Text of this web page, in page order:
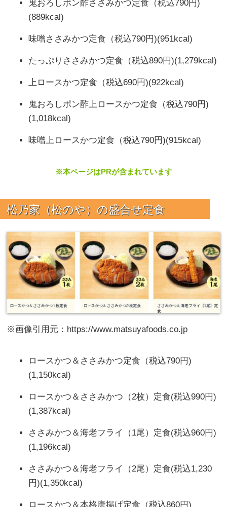
鬼おろしポン酢ささみかつ定食（税込790円)
(889kcal)
味噌ささみかつ定食（税込790円)(951kcal)
たっぷりささみかつ定食（税込890円)(1,279kcal)
上ロースかつ定食（税込690円)(922kcal)
鬼おろしポン酢上ロースかつ定食（税込790円)
(1,018kcal)
味噌上ロースかつ定食（税込790円)(915kcal)
※本ページはPRが含まれています
松乃家（松のや）の盛合せ定食
※画像引用元：https://www.matsuyafoods.co.jp
ロースかつ＆ささみかつ定食（税込790円)
(1,150kcal)
ロースかつ＆ささみかつ（2枚）定食(税込990円)
(1,387kcal)
ささみかつ＆海老フライ（1尾）定食(税込960円)
(1,196kcal)
ささみかつ＆海老フライ（2尾）定食(税込1,230
円)(1,350kcal)
ロースかつ＆本格唐揚げ定食（税込860円)